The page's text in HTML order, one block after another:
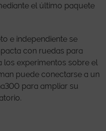
el último paquete
e independiente se
con ruedas para
los experimentos sobre el
puede conectarse a un
para ampliar su